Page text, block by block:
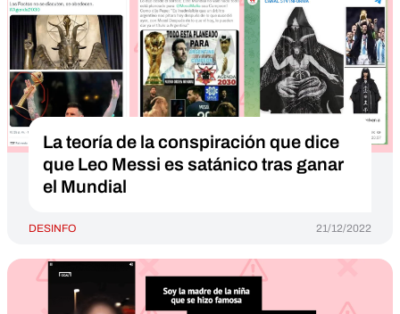
La teoría de la conspiración que dice
que Leo Messi es satánico tras ganar
el Mundial
DESINFO 21/12/2022